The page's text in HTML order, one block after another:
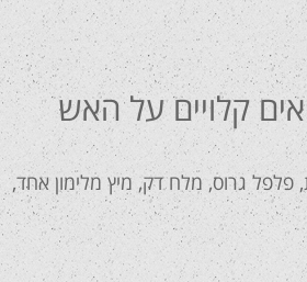
קלויים על האש
זית, פלפל גרוס, מלח דק, מיץ מלימון אחד,